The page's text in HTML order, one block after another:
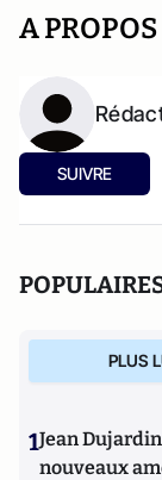
A
SUIVRE
PLUS
1Jean
nouveaux